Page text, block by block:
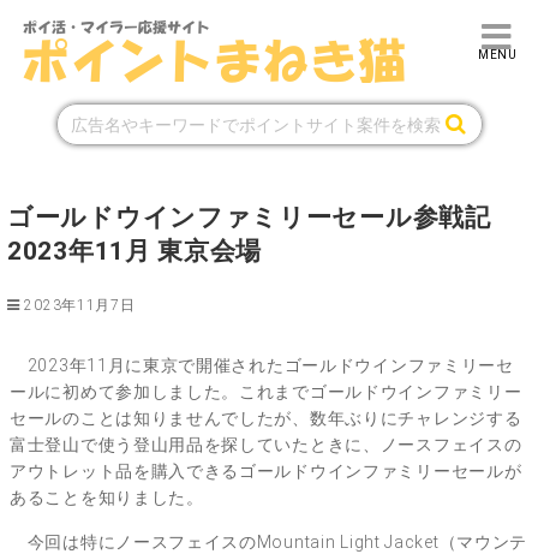
ゴールドウインファミリーセール参戦記
2023年11月 東京会場
2023年11月7日
2023年11月に東京で開催されたゴールドウインファミリーセ
ールに初めて参加しました。これまでゴールドウインファミリー
セールのことは知りませんでしたが、数年ぶりにチャレンジする
富士登山で使う登山用品を探していたときに、ノースフェイスの
アウトレット品を購入できるゴールドウインファミリーセールが
あることを知りました。
今回は特にノースフェイスのMountain Light Jacket（マウンテ